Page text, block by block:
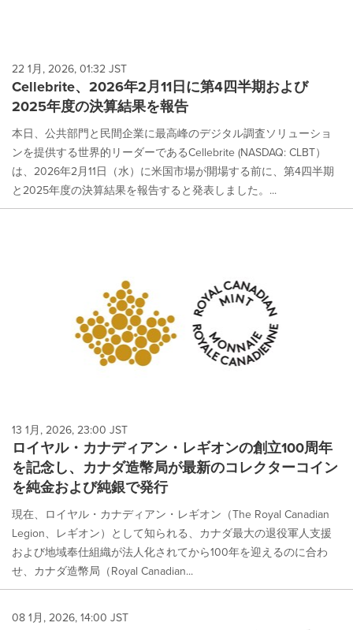
22 1月, 2026, 01:32 JST
Cellebrite、2026年2月11日に第4四半期および
2025年度の決算結果を報告
本日、公共部門と民間企業に最高峰のデジタル調査ソリューショ
ンを提供する世界的リーダーであるCellebrite (NASDAQ: CLBT）
は、2026年2月11日（水）に米国市場が開場する前に、第4四半期
と2025年度の決算結果を報告すると発表しました。...
13 1月, 2026, 23:00 JST
ロイヤル・カナディアン・レギオンの創立100周年
を記念し、カナダ造幣局が最新のコレクターコイン
を純金および純銀で発行
現在、ロイヤル・カナディアン・レギオン（The Royal Canadian
Legion、レギオン）として知られる、カナダ最大の退役軍人支援
および地域奉仕組織が法人化されてから100年を迎えるのに合わ
せ、カナダ造幣局（Royal Canadian...
08 1月, 2026, 14:00 JST